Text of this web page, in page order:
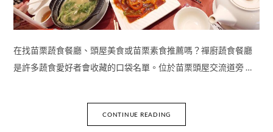
在找苗栗蔬食餐廳、頭屋美食或苗栗素食推薦嗎？禪廚蔬食餐廳
是許多蔬食愛好者會收藏的口袋名單。位於苗栗頭屋交流道旁 …
CONTINUE READING